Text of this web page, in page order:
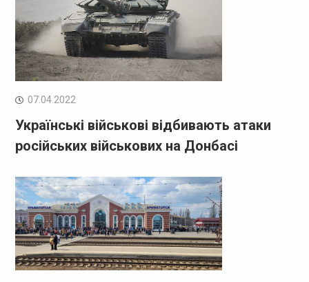
07.04.2022
Українські військові відбивають атаки
російських військових на Донбасі